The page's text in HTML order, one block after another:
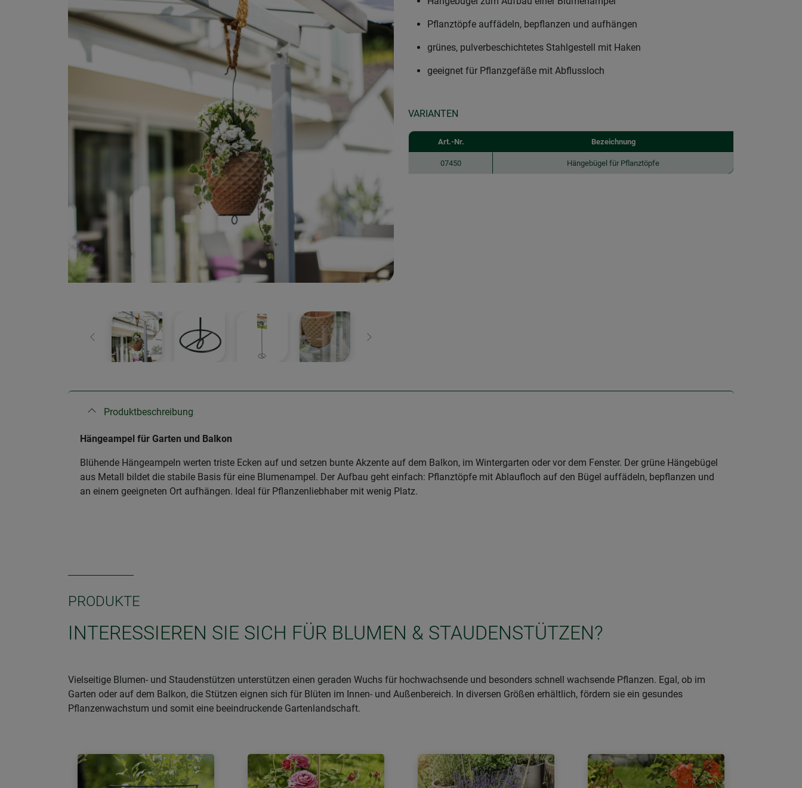
Zurück Weiter
Pflanztöpfe auffädeln, bepflanzen und aufhängen
grünes, pulverbeschichtetes Stahlgestell mit Haken
geeignet für Pflanzgefäße mit Abflussloch
VARIANTEN
Art.-Nr. Bezeichnung
07450 Hängebügel für Pflanztöpfe
Produktbeschreibung
Hängeampel für Garten und Balkon
Blühende Hängeampeln werten triste Ecken auf und setzen bunte Akzente auf dem Balkon, im Wintergarten oder vor dem Fenster. Der grüne Hängebügel
aus Metall bildet die stabile Basis für eine Blumenampel. Der Aufbau geht einfach: Pflanztöpfe mit Ablaufloch auf den Bügel auffädeln, bepflanzen und
an einem geeigneten Ort aufhängen. Ideal für Pflanzenliebhaber mit wenig Platz.
PRODUKTE
INTERESSIEREN SIE SICH FÜR BLUMEN & STAUDENSTÜTZEN?
Vielseitige Blumen- und Staudenstützen unterstützen einen geraden Wuchs für hochwachsende und besonders schnell wachsende Pflanzen. Egal, ob im
Garten oder auf dem Balkon, die Stützen eignen sich für Blüten im Innen- und Außenbereich. In diversen Größen erhältlich, fördern sie ein gesundes
Pflanzenwachstum und somit eine beeindruckende Gartenlandschaft.